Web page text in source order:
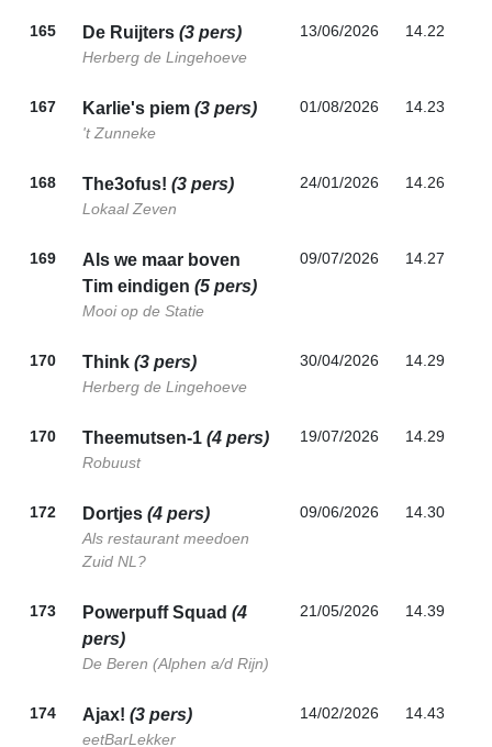
165 De Ruijters (3 pers)
Herberg de Lingehoeve
13/06/2026 14.22
167 Karlie's piem (3 pers)
't Zunneke
01/08/2026 14.23
168 The3ofus! (3 pers)
Lokaal Zeven
24/01/2026 14.26
169
Als we maar boven
Tim eindigen (5 pers)
Mooi op de Statie
09/07/2026 14.27
170 Think (3 pers)
Herberg de Lingehoeve
30/04/2026 14.29
170 Theemutsen-1 (4 pers)
Robuust
19/07/2026 14.29
172 Dortjes (4 pers)
Als restaurant meedoen
Zuid NL?
09/06/2026 14.30
173 Powerpuff Squad (4
pers)
De Beren (Alphen a/d Rijn)
21/05/2026 14.39
174 Ajax! (3 pers)
eetBarLekker
14/02/2026 14.43